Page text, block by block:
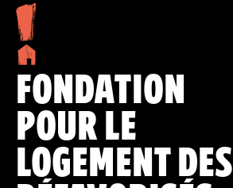
FONDATION
POUR LE
LOGEMENT DES